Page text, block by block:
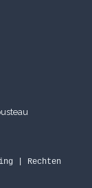
|
Rechten